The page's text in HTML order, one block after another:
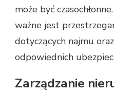
może być
ważne jest
dotyczących najmu
odpowiednich
Zarządzanie